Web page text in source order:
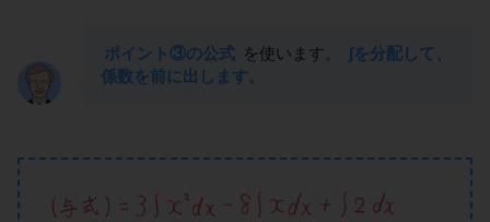
ポイント③の公式 を使います。
∫を分配して、
係数を前に出します。